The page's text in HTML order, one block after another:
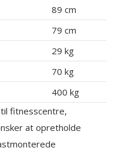
89 cm
79 cm
29 kg
70 kg
400 kg
fitnesscentre,
at opretholde